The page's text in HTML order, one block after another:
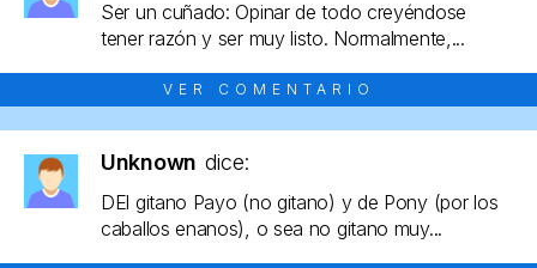
Ser un cuñado: Opinar de todo creyéndose
tener razón y ser muy listo. Normalmente,...
VER COMENTARIO
Unknown dice:
DEl gitano Payo (no gitano) y de Pony (por los
caballos enanos), o sea no gitano muy...